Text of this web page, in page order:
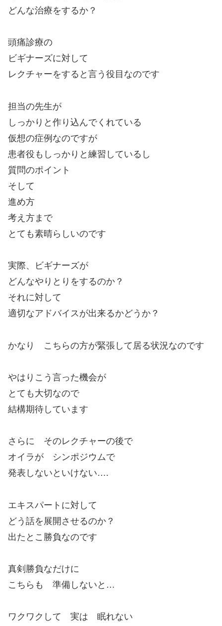
どんな治療をするか？
頭痛診療の
ビギナーズに対して
レクチャーをすると言う役目なのです
担当の先生が
しっかりと作り込んでくれている
仮想の症例なのですが
患者役もしっかりと練習しているし
質問のポイント
そして
進め方
考え方まで
とても素晴らしいのです
実際、ビギナーズが
どんなやりとりをするのか？
それに対して
適切なアドバイスが出来るかどうか？
かなり こちらの方が緊張して居る状況なのです
やはりこう言った機会が
とても大切なので
結構期待しています
さらに そのレクチャーの後で
オイラが シンポジウムで
発表しないといけない….
エキスパートに対して
どう話を展開させるのか？
出たとこ勝負なのです
真剣勝負なだけに
こちらも 準備しないと…
ワクワクして 実は 眠れない